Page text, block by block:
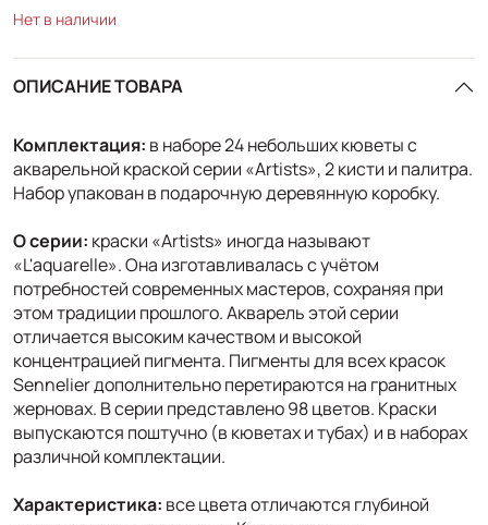
Нет в наличии
ОПИСАНИЕ ТОВАРА
Комплектация: в наборе 24 небольших кюветы с
акварельной краской серии «Artists», 2 кисти и палитра.
Набор упакован в подарочную деревянную коробку.
О серии: краски «Artists» иногда называют
«L'aquarelle». Она изготавливалась с учётом
потребностей современных мастеров, сохраняя при
этом традиции прошлого. Акварель этой серии
отличается высоким качеством и высокой
концентрацией пигмента. Пигменты для всех красок
Sennelier дополнительно перетираются на гранитных
жерновах. В серии представлено 98 цветов. Краски
выпускаются поштучно (в кюветах и тубах) и в наборах
различной комплектации.
Характеристика: все цвета отличаются глубиной